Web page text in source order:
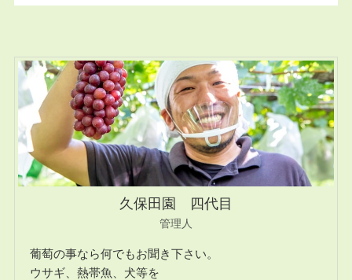
久保田園 四代目
管理人
葡萄の事なら何でもお聞き下さい。
ウサギ、熱帯魚、犬等を